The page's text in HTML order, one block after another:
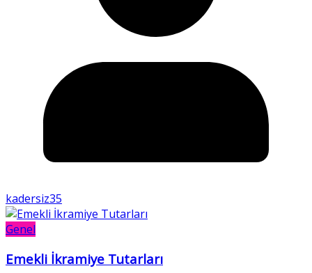
kadersiz35
Genel
Emekli İkramiye Tutarları